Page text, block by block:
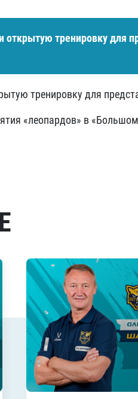
открытую тренировку для
тренировку для
«леопардов» в